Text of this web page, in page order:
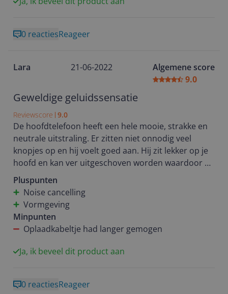
Enige minpuntje is dat hij aardig wat plek in beslag
dit nadeel zeker niet op tegen de voordelen.
Kortom ik ben erg tevreden!
0 reactiesReageer
Lara 21-06-2022
Algemene score
9.0
Geweldige geluidssensatie
Reviewscore 9.0
De hoofdtelefoon heeft een hele mooie, strakke en
neutrale uitstraling. Er zitten niet onnodig veel
knopjes op en hij voelt goed aan. Hij zit lekker op je
hoofd en kan ver uitgeschoven worden waardoor hij
op elk hoofd lekker zit. Wat beter zou kunnen is de
hoofdband die na een tijdje niet meer lekker zit,
waarschijnlijk omdat hij zo dun is. De noise
cancelling wat hierop zit is echt heel fijn, vooral als je
ook nog muziek luistert hoor je helemaal geen
omgevingsgeluid meer. Het enige puntje is dat de
noise cancelling soms een beetje wegvalt of als je op
niet goed tegen kan. Dan nog de functie dat als je
Pluspunten
Noise cancelling
Vormgeving
Minpunten
Oplaadkabeltje had langer gemogen
Ja, ik beveel dit product aan
0 reactiesReageer